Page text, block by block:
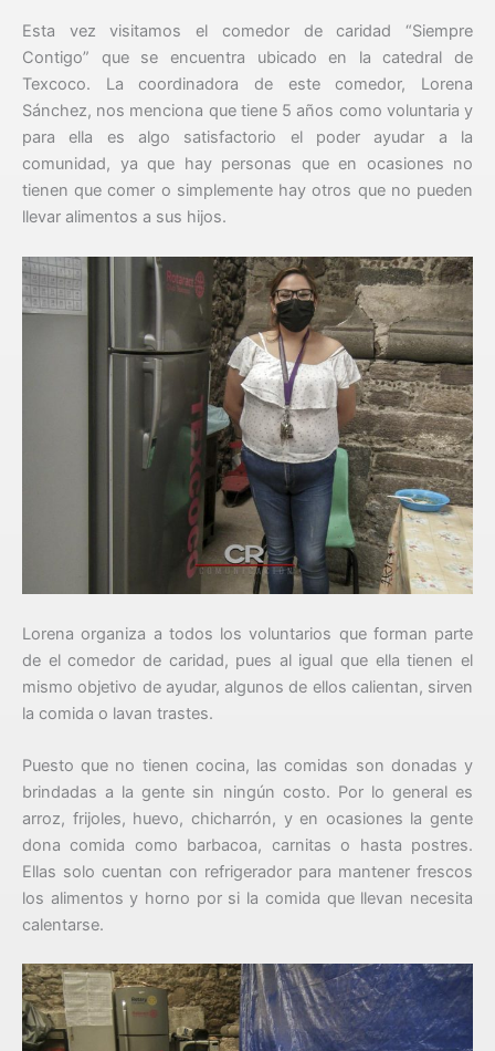
Esta vez visitamos el comedor de caridad “Siempre
Contigo” que se encuentra ubicado en la catedral de
Texcoco. La coordinadora de este comedor, Lorena
Sánchez, nos menciona que tiene 5 años como voluntaria y
para ella es algo satisfactorio el poder ayudar a la
comunidad, ya que hay personas que en ocasiones no
tienen que comer o simplemente hay otros que no pueden
llevar alimentos a sus hijos.
Lorena organiza a todos los voluntarios que forman parte
de el comedor de caridad, pues al igual que ella tienen el
mismo objetivo de ayudar, algunos de ellos calientan, sirven
la comida o lavan trastes.
Puesto que no tienen cocina, las comidas son donadas y
brindadas a la gente sin ningún costo. Por lo general es
arroz, frijoles, huevo, chicharrón, y en ocasiones la gente
dona comida como barbacoa, carnitas o hasta postres.
Ellas solo cuentan con refrigerador para mantener frescos
los alimentos y horno por si la comida que llevan necesita
calentarse.